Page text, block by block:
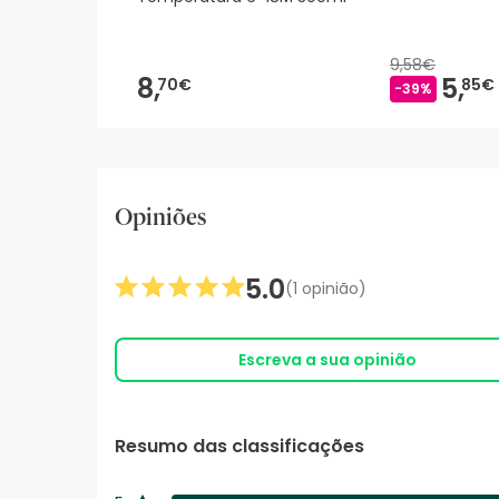
8,70€
9,58€
-39% 5,85€
Opiniões
Resumo das classificações
5.0(1 opinião)
Escreva a sua opinião